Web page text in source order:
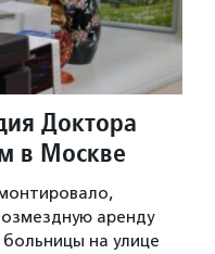
Доктора
в Москве
аренду
на улице